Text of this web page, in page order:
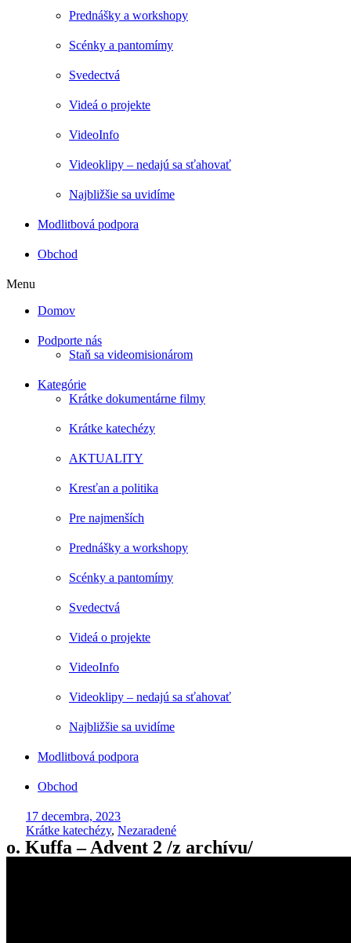
Prednášky a workshopy
Scénky a pantomímy
Svedectvá
Videá o projekte
VideoInfo
Videoklipy – nedajú sa sťahovať
Najbližšie sa uvidíme
Modlitbová podpora
Obchod
Menu
Domov
Podporte nás
Staň sa videomisionárom
Kategórie
Krátke dokumentárne filmy
Krátke katechézy
AKTUALITY
Kresťan a politika
Pre najmenších
Prednášky a workshopy
Scénky a pantomímy
Svedectvá
Videá o projekte
VideoInfo
Videoklipy – nedajú sa sťahovať
Najbližšie sa uvidíme
Modlitbová podpora
Obchod
17 decembra, 2023
Krátke katechézy, Nezaradené
o. Kuffa – Advent 2 /z archívu/